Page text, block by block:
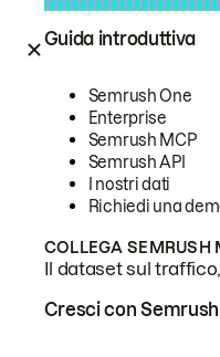
Guida introduttiva
Semrush One
Enterprise
Semrush MCP
Semrush API
I nostri dati
Richiedi una
COLLEGA SEMRUSH
Il dataset sul
Cresci con Semrush